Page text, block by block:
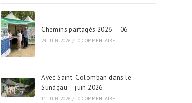
Chemins partagés 2026 – 06
24 JUIN 2026 / 0 COMMENTAIRE
Avec Saint-Colomban dans le
Sundgau – juin 2026
11 JUIN 2026 / 0 COMMENTAIRE